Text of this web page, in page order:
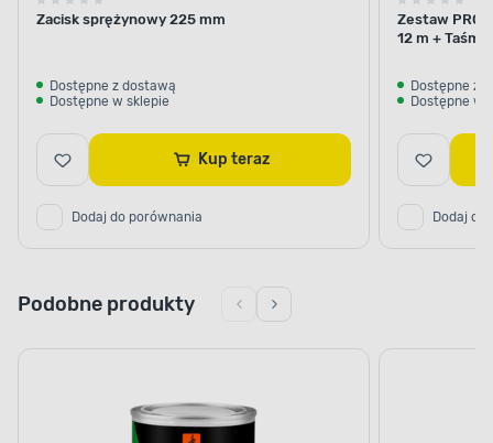
Zacisk sprężynowy 225 mm
Dostępne z dostawą
Dostępne w sklepie
Kup teraz
Dodaj do porównania
Zestaw PRO-
12 m +
Dostępne z
Dostępne w
Dodaj do
Podobne produkty